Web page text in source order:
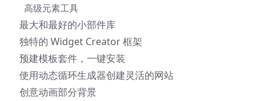
高级元素工具
最大和最好的小部件库
独特的 Widget Creator 框架
预建模板套件，一键安装
使用动态循环生成器创建灵活的网站
创意动画部分背景